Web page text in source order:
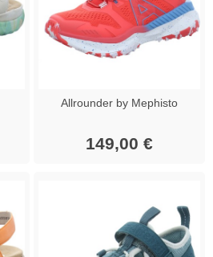
Allrounder by Mephisto
149,00 €